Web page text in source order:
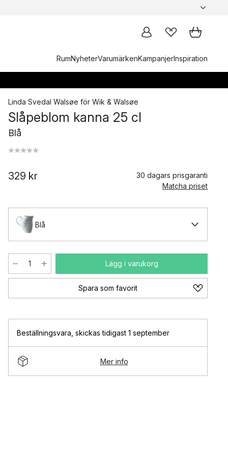
RumNyheterVarumärkenKampanjerInspiration
Linda Svedal Walsøe för Wik & Walsøe
Slåpeblom kanna 25 cl
Blå
329 kr
30 dagars prisgaranti
Matcha priset
Blå
Lägg i varukorg
Spara som favorit
Beställningsvara skickas tidigast 1 september
Mer info